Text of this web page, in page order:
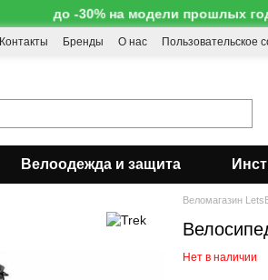
до -30% на модели прошлых
Контакты Бренды О нас Пользовательское
Велоодежда и защита
Веломагазин
Нет в наличии